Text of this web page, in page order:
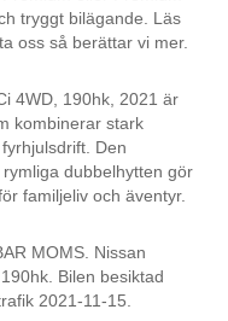
tryggt bilägande. Läs
oss så berättar vi mer.
4WD, 190hk, 2021 är
kombinerar stark
Den
dubbelhytten gör
familjeliv och äventyr.
MOMS. Nissan
Bilen besiktad
2021-11-15.